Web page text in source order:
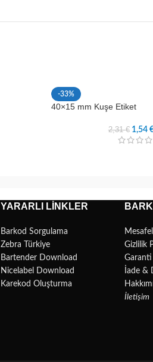
-33%
40×15 mm Kuşe Etiket
2,31€ 1,54
YARARLI LINKLER
Barkod Sorgulama
Zebra Türkiye
Bartender Download
Nicelabel Download
Karekod Oluşturma
Gizlilik
Garanti
İade &
İletişim